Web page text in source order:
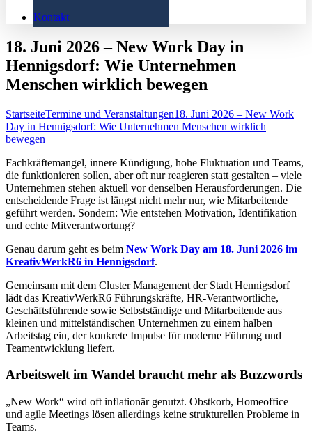
Kontakt
18. Juni 2026 – New Work Day in
Hennigsdorf: Wie Unternehmen
Menschen wirklich bewegen
StartseiteTermine und Veranstaltungen18. Juni 2026 – New Work
Day in Hennigsdorf: Wie Unternehmen Menschen wirklich
bewegen
Fachkräftemangel, innere Kündigung, hohe Fluktuation und Teams,
die funktionieren sollen, aber oft nur reagieren statt gestalten – viele
Unternehmen stehen aktuell vor denselben Herausforderungen. Die
entscheidende Frage ist längst nicht mehr nur, wie Mitarbeitende
geführt werden. Sondern: Wie entstehen Motivation, Identifikation
und echte Mitverantwortung?
Genau darum geht es beim New Work Day am 18. Juni 2026 im
KreativWerkR6 in Hennigsdorf.
Gemeinsam mit dem Cluster Management der Stadt Hennigsdorf
lädt das KreativWerkR6 Führungskräfte, HR-Verantwortliche,
Geschäftsführende sowie Selbstständige und Mitarbeitende aus
kleinen und mittelständischen Unternehmen zu einem halben
Arbeitstag ein, der konkrete Impulse für moderne Führung und
Teamentwicklung liefert.
Arbeitswelt im Wandel braucht mehr als Buzzwords
„New Work“ wird oft inflationär genutzt. Obstkorb, Homeoffice
und agile Meetings lösen allerdings keine strukturellen Probleme in
Teams.